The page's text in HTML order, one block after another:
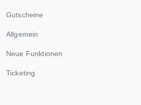
Gutscheine
Allgemein
Neue Funktionen
Ticketing